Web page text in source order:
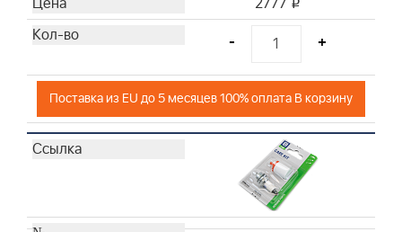
i
- +
Поставка из EU до 5 месяцев 100% оплата В корзину